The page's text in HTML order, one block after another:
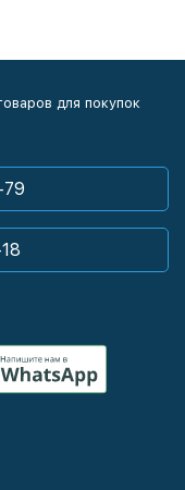
для покупок